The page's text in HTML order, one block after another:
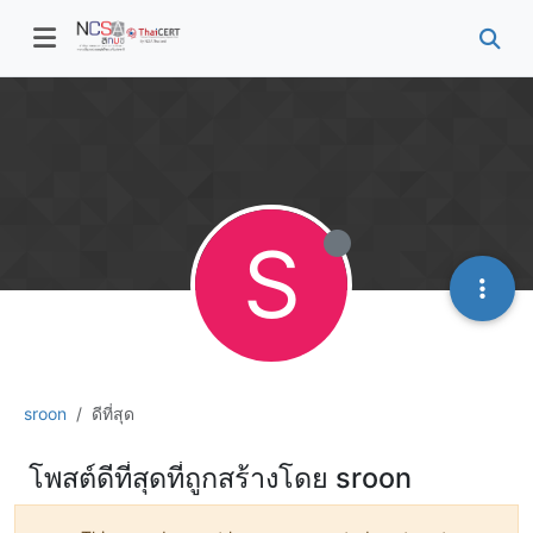
sroon ดีที่สุด
S
โพสต์ดีที่สุดที่ถูกสร้างโดย sroon